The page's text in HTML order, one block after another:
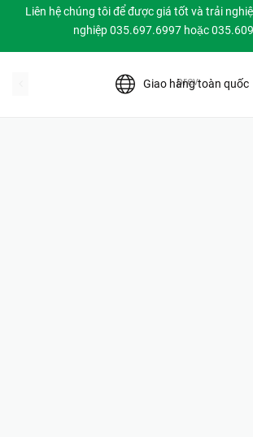
Liên hệ chúng tôi để được giá tốt và trải
nghiệp 035.697.6997 hoặc
Giao hàng toàn quốc
prev